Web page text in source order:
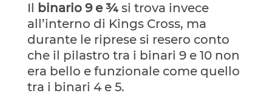
Il binario 9 e ¾si trova invece
all’interno di Kings Cross, ma
durante le riprese si resero conto
che il pilastro tra i binari 9 e 10 non
era bello e funzionale come quello
tra i binari 4 e 5.